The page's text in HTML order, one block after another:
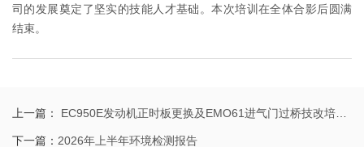
司的发展奠定了坚实的技能人才基础。本次培训在全体合影后圆满
结束。
上一篇： EC950E发动机正时板更换及EMO61进气门过桥技改培训班圆满结束
下一篇： 2026年上半年环境检测报告